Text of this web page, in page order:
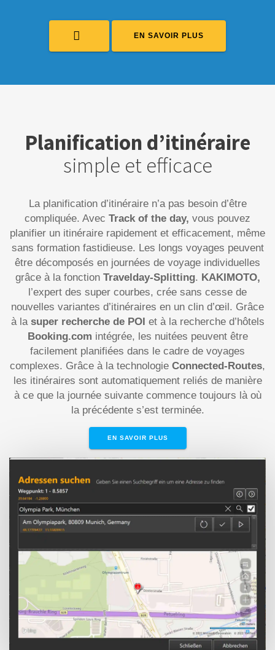
EN SAVOIR PLUS
Planification d’itinéraire
simple et efficace
La planification d’itinéraire n’a pas besoin d’être
compliquée. Avec Track of the day, vous pouvez
planifier un itinéraire rapidement et efficacement, même
sans formation fastidieuse. Les longs voyages peuvent
être décomposés en journées de voyage individuelles
grâce à la fonction Travelday-Splitting. KAKIMOTO,
l’expert des super courbes, crée sans cesse de
nouvelles variantes d’itinéraires en un clin d’œil. Grâce
à la super recherche de POI et à la recherche d’hôtels
Booking.com intégrée, les nuitées peuvent être
facilement planifiées dans le cadre de voyages
complexes. Grâce à la technologie Connected-Routes,
les itinéraires sont automatiquement reliés de manière
à ce que la journée suivante commence toujours là où
la précédente s’est terminée.
EN SAVOIR PLUS